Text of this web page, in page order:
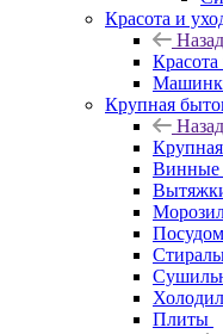
Красота и
Назад
Крупная
Назад
Плиты